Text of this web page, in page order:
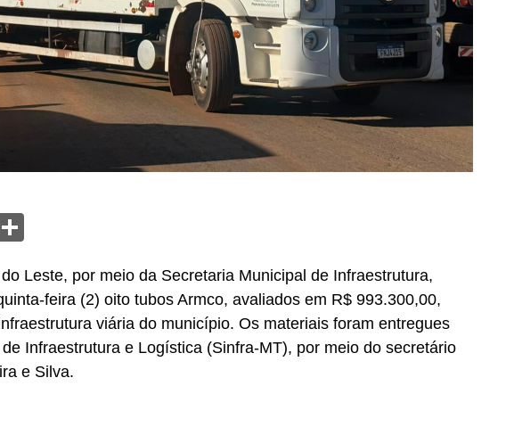
Leste, por meio da Secretaria Municipal de Infraestrutura,
feira (2) oito tubos Armco, avaliados em R$ 993.300,00,
viária do município. Os materiais foram entregues
Infraestrutura e Logística (Sinfra-MT), por meio do secretário
e Silva.